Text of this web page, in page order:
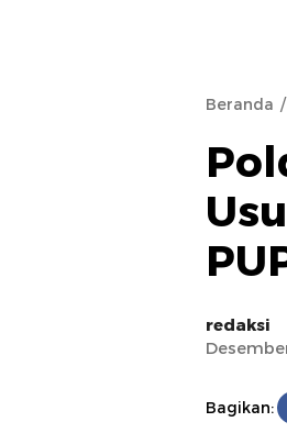
Beranda
redaksi
Bagikan: